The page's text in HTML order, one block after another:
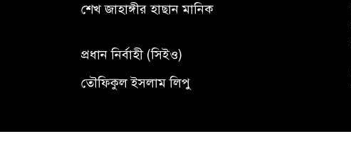
শেখ জাহাঙ্গীর হাছান মানিক
প্রধান নির্বাহী (সিইও)
তৌফিকুল ইসলাম লিপু